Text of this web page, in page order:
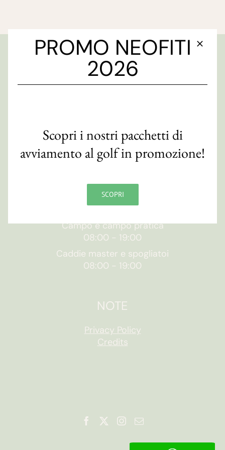
GOLF CLUB FAENZA
Via S. Orsola, 10/e
Contatti
Segreteria
09:00-19:00
Campo e campo pratica
08:00 - 19:00
Caddie master e spogliatoi
08:00 - 19:00
NOTE
Privacy Policy
Credits
PROMO NEOFITI
2026
Scopri i nostri pacchetti di
avviamento al golf in promozione!
SCOPRI